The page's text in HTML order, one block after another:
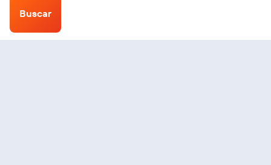
Buscar